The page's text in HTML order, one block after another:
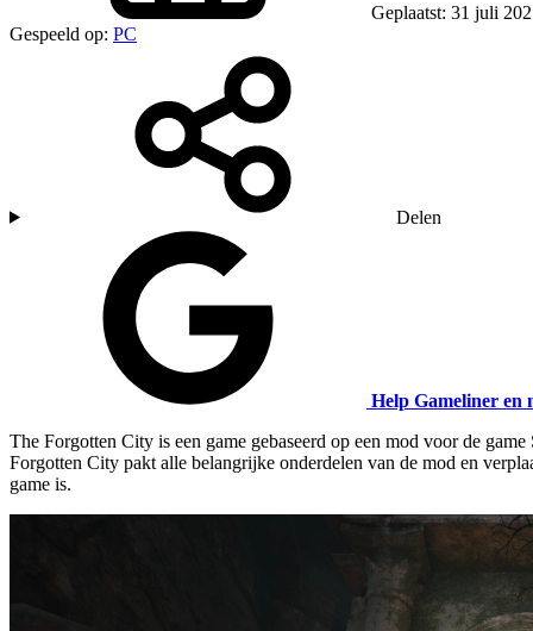
Geplaatst: 31 juli
Gespeeld op: PC
Delen
Help Gameliner en
The Forgotten City is een game gebaseerd op een mod voor de
Forgotten City pakt alle belangrijke onderdelen van de mod en
game is.